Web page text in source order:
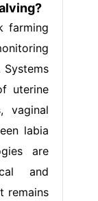
farming
uterine
vaginal
labia
are
and
remains